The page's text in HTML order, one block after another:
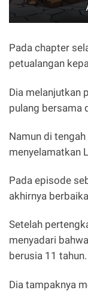
Pada chapter
petualangan
Dia melanjutkan
pulang bersama
Namun di
menyelamatkan
Pada episode
akhirnya
Setelah
menyadari
berusia 11 tahun.
Dia tampaknya